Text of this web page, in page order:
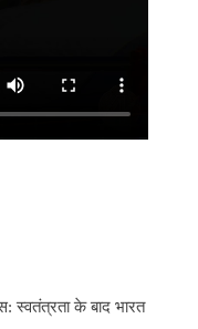
स्वतंत्रता के बाद भारत